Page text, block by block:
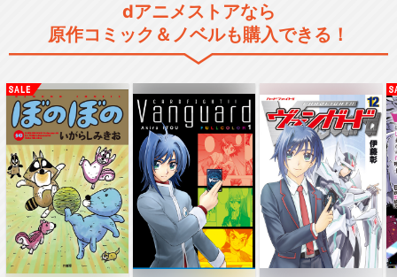
dアニメストアなら
原作コミック＆ノベルも購入できる！